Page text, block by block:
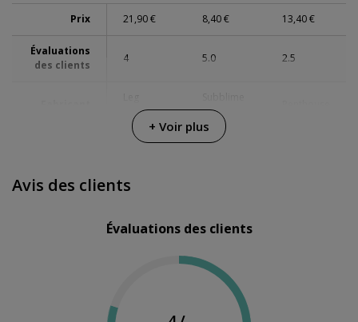
Prix 21,90 € 8,40 € 13,40 €
Évaluations
des clients
4 5.0 2.5
Avenue
Fetish
Noir Noir
+ Voir plus
Avis des clients
Évaluations des clients